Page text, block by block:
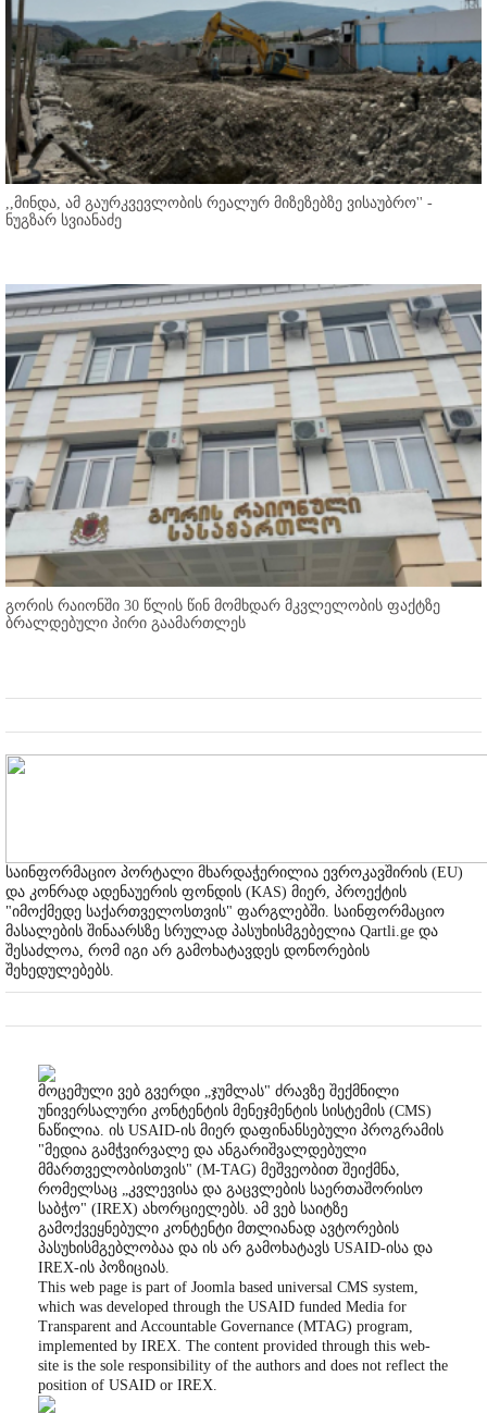
,,მინდა, ამ გაურკვევლობის რეალურ მიზეზებზე ვისაუბრო'' -
ნუგზარ სვიანაძე
გორის რაიონში 30 წლის წინ მომხდარ მკვლელობის ფაქტზე
ბრალდებული პირი გაამართლეს
საინფორმაციო პორტალი მხარდაჭერილია ევროკავშირის (EU)
და კონრად ადენაუერის ფონდის (KAS) მიერ, პროექტის
"იმოქმედე საქართველოსთვის" ფარგლებში. საინფორმაციო
მასალების შინაარსზე სრულად პასუხისმგებელია Qartli.ge და
შესაძლოა, რომ იგი არ გამოხატავდეს დონორების
შეხედულებებს.
მოცემული ვებ გვერდი „ჯუმლას" ძრავზე შექმნილი
უნივერსალური კონტენტის მენეჯმენტის სისტემის (CMS)
ნაწილია. ის USAID-ის მიერ დაფინანსებული პროგრამის
"მედია გამჭვირვალე და ანგარიშვალდებული
მმართველობისთვის" (M-TAG) მეშვეობით შეიქმნა,
რომელსაც „კვლევისა და გაცვლების საერთაშორისო
საბჭო" (IREX) ახორციელებს. ამ ვებ საიტზე
გამოქვეყნებული კონტენტი მთლიანად ავტორების
პასუხისმგებლობაა და ის არ გამოხატავს USAID-ისა და
IREX-ის პოზიციას.
This web page is part of Joomla based universal CMS system,
which was developed through the USAID funded Media for
Transparent and Accountable Governance (MTAG) program,
implemented by IREX. The content provided through this web-
site is the sole responsibility of the authors and does not reflect the
position of USAID or IREX.